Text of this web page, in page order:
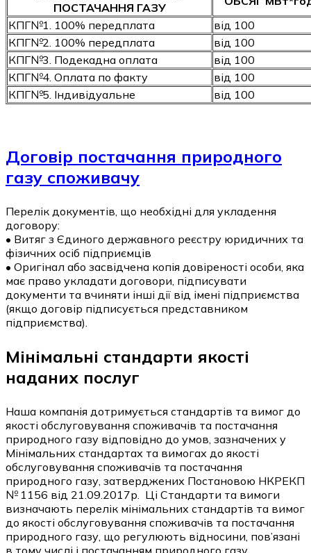
ПОСТАЧАННЯ ГАЗУ
КПГ№1. 100% передплата
від 100
КПГ№2. 100% передплата
від 100
КПГ№3. Подекадна оплата
від 100
КПГ№4. Оплата по факту
від 100
КПГ№5. Індивідуальне
від 100
Договір постачання природного
газу споживачу
Перелік документів, що необхідні для укладення
договору:
• Витяг з Єдиного державного реєстру юридичних та
фізичних осіб підприємців
• Оригінал або засвідчена копія довіреності особи, яка
має право укладати договори, підписувати
документи та вчиняти інші дії від імені підприємства
(якщо договір підписується представником
підприємства).
Мінімальні стандарти якості
наданих послуг
Наша компанія дотримується стандартів та вимог до
якості обслуговування споживачів та постачання
природного газу відповідно до умов, зазначених у
Мінімальних стандартах та вимогах до якості
обслуговування споживачів та постачання
природного газу, затверджених Постановою НКРЕКП
№ 1156 від 21.09.2017р. Ці Стандарти та вимоги
визначають перелік мінімальних стандартів та вимог
до якості обслуговування споживачів та постачання
природного газу, що регулюють відносини, пов’язані